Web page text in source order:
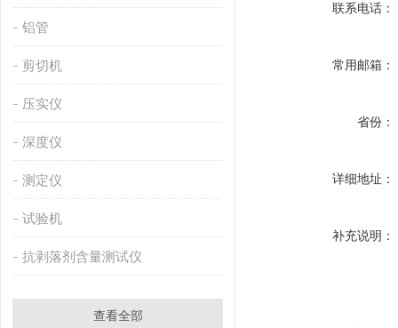
铝管
剪切机
压实仪
深度仪
测定仪
试验机
抗剥落剂含量测试仪
查看全部
联系电话：
常用邮箱：
省份：
详细地址：
补充说明：